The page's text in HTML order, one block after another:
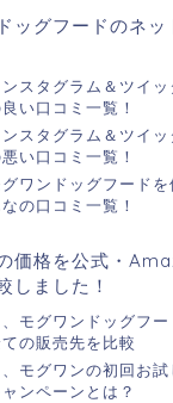
ッグフードのネ
ンスタグラム＆ツイ
い口コミ一覧！
ンスタグラム＆ツイ
い口コミ一覧！
グワンドッグフード
なの口コミ一覧！
価格を公式・
しました！
、モグワンドッグフ
の販売先を比較
、モグワンの初回お
ンペーンとは？